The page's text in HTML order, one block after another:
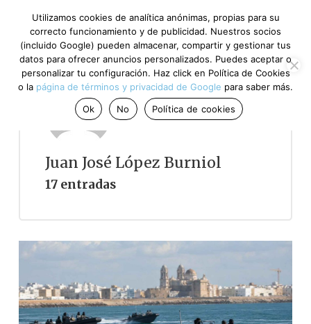
Juan José López Burniol
17 entradas
Utilizamos cookies de analítica anónimas, propias para su
correcto funcionamiento y de publicidad. Nuestros socios
(incluido Google) pueden almacenar, compartir y gestionar tus
datos para ofrecer anuncios personalizados. Puedes aceptar o
personalizar tu configuración. Haz click en Política de Cookies
o la página de términos y privacidad de Google para saber más.
Ok
No Política de cookies